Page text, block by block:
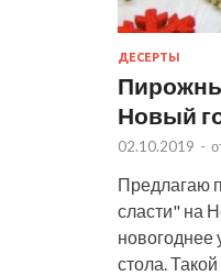
ДЕСЕРТЫ
Новый
02.10.2019 -
Предлагаю
сласти" на
новогоднее
стола.